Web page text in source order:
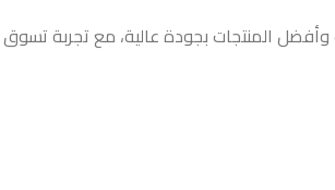
وأفضل المنتجات بجودة عالية، مع تجربة تسوق